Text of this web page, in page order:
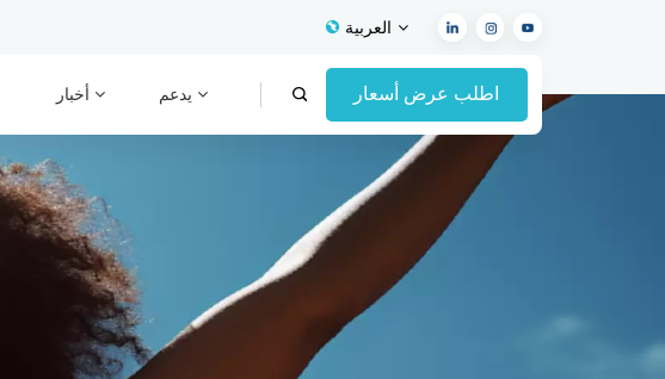
العربية
English
Español
Italiano
أخبار يدعم اطلب عرض أسعار